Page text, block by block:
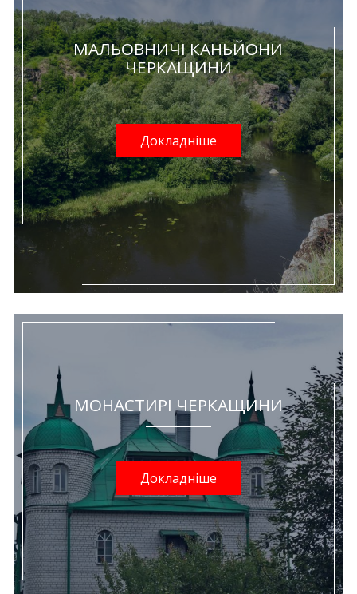
МАЛЬОВНИЧІ КАНЬЙОНИ
ЧЕРКАЩИНИ
Докладніше
МОНАСТИРІ ЧЕРКАЩИНИ
Докладніше